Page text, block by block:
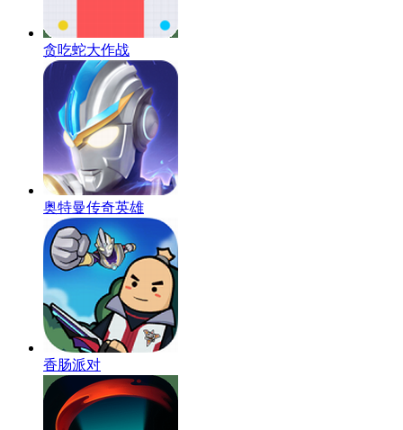
贪吃蛇大作战
奥特曼传奇英雄
香肠派对